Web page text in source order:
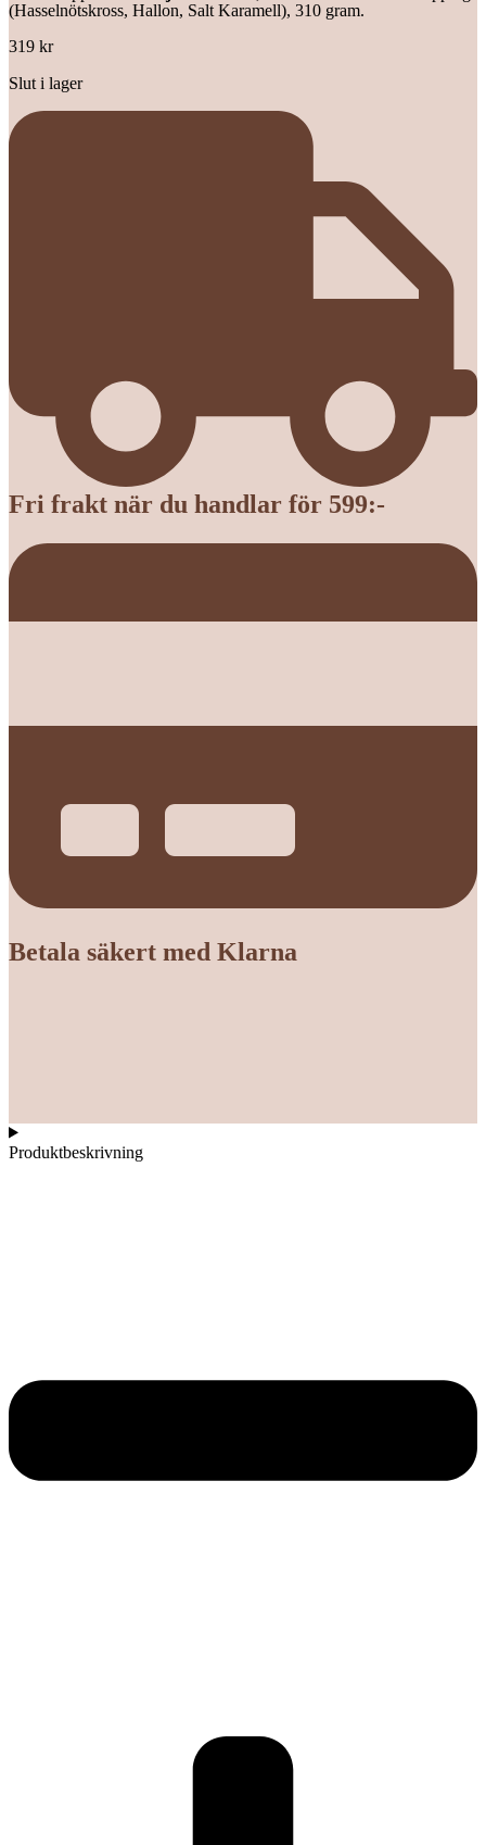
(Hasselnötskross, Hallon, Salt Karamell), 310 gram.
319 kr
Slut i lager
Fri frakt när du handlar för 599:-
Betala säkert med Klarna
Produktbeskrivning